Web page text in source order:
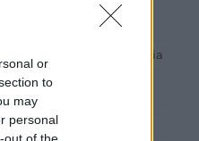
or
to
may
personal
out of the
ART Aukciósház és Galéria
Csalogány u. 23-33.
1) 331 0513